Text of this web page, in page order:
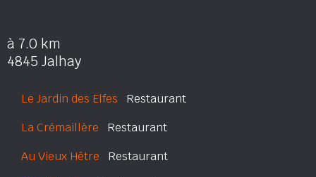
à 7.0 km
4845 Jalhay
Le Jardin des Elfes Restaurant
La Crémaillère Restaurant
Au Vieux Hêtre Restaurant